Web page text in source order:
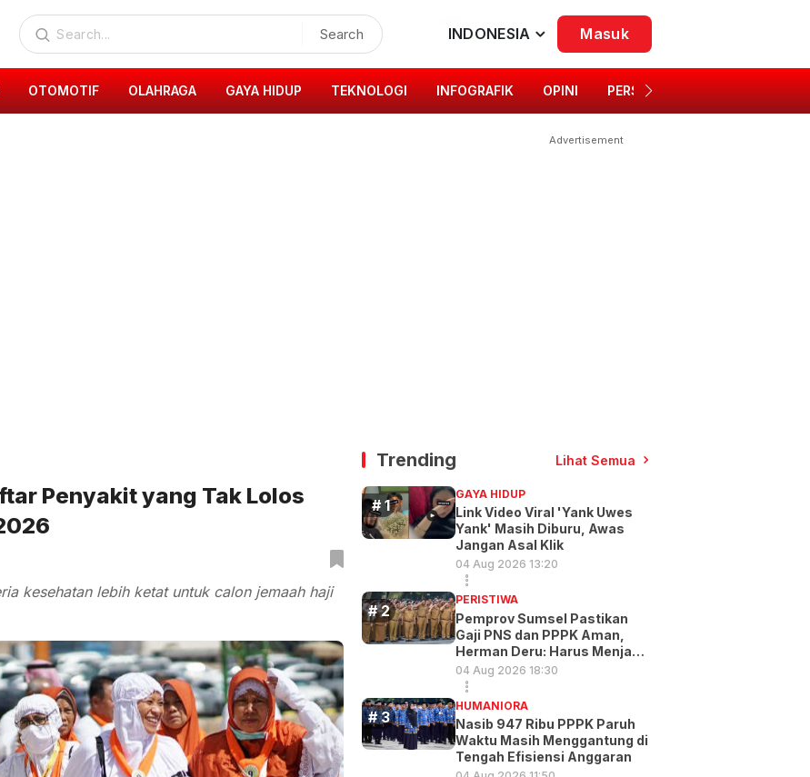
Search INDONESIA Masuk
OTOMOTIF OLAHRAGA GAYA HIDUP TEKNOLOGI INFOGRAFIK OPINI PERSONA
Advertisement
Penyakit yang Tak Lolos
kesehatan lebih ketat untuk calon jemaah haji
Trending Lihat Semua
GAYA HIDUP
Link Video Viral 'Yank Uwes
Yank' Masih Diburu, Awas
Jangan Asal Klik
04 Aug 2026 13:20
PERISTIWA
Pemprov Sumsel Pastikan
Gaji PNS dan PPPK Aman,
Herman Deru: Harus Menjadi
Prioritas
04 Aug 2026 18:30
HUMANIORA
Nasib 947 Ribu PPPK Paruh
Waktu Masih Menggantung di
Tengah Efisiensi Anggaran